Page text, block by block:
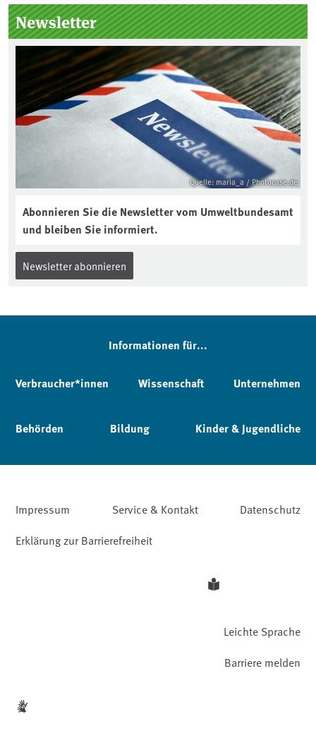
Seitenleiste
Newsletter
Quelle: maria_a / Photocase.de
Abonnieren Sie die Newsletter vom Umweltbundesamt
und bleiben Sie informiert.
Newsletter abonnieren
Informationen für...
Verbraucher*innen Wissenschaft Unternehmen
Behörden Bildung Kinder & Jugendliche
Impressum Service & Kontakt
Datenschutz
Erklärung zur Barrierefreiheit
Leichte Sprache
Barriere melden